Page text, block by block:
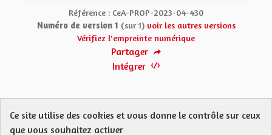
Référence : CeA-PROP-2023-04-430
Numéro de version 1 (sur 1) voir les autres versions
Vérifiez l'empreinte numérique
Partager
Intégrer
Protection des Données
Ce site utilise des cookies et vous donne le contrôle sur ceux
que vous souhaitez activer